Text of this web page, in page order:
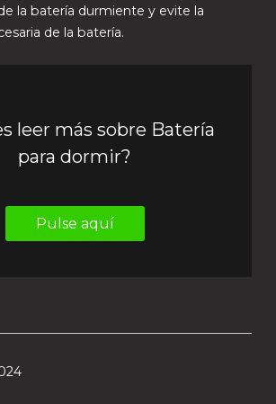
la batería durmiente y evite la
de la batería.
leer más sobre Batería
para dormir?
Pulse aquí